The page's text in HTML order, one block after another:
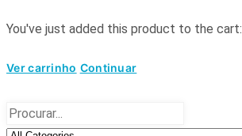
You've just added this product to the cart:
Ver carrinho Continuar